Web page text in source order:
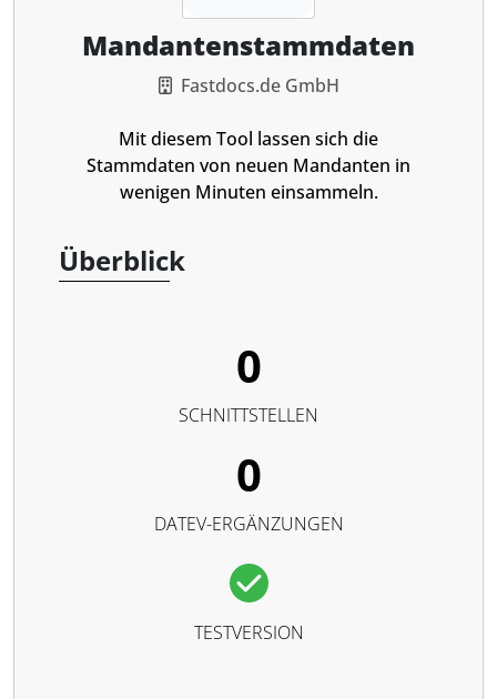
Mandantenstammdaten
Fastdocs.de GmbH
Mit diesem Tool lassen sich die
Stammdaten von neuen Mandanten in
wenigen Minuten einsammeln.
Überblick
0
SCHNITTSTELLEN
0
DATEV-ERGÄNZUNGEN
TESTVERSION